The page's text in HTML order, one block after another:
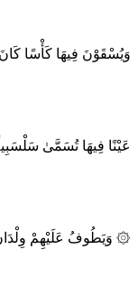
وَيُسْقَوْنَ فِيهَا كَأْسًا كَانَ
عَيْنًا فِيهَا تُسَمَّىٰ
۞ وَيَطُوفُ عَلَيْهِمْ وِلْدَانٌ